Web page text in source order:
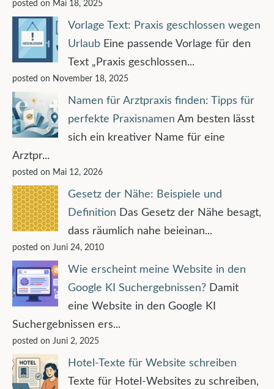
posted on Mai 18, 2025
Vorlage Text: Praxis geschlossen wegen
Urlaub Eine passende Vorlage für den
Text „Praxis geschlossen...
posted on November 18, 2025
Namen für Arztpraxis finden: Tipps für
perfekte Praxisnamen Am besten lässt
sich ein kreativer Name für eine
Arztpr...
posted on Mai 12, 2026
Gesetz der Nähe: Beispiele und
Definition Das Gesetz der Nähe besagt,
dass räumlich nahe beieinan...
posted on Juni 24, 2010
Wie erscheint meine Website in den
Google KI Suchergebnissen? Damit
eine Website in den Google KI
Suchergebnissen ers...
posted on Juni 2, 2025
Hotel-Texte für Website schreiben
Texte für Hotel-Websites zu schreiben,